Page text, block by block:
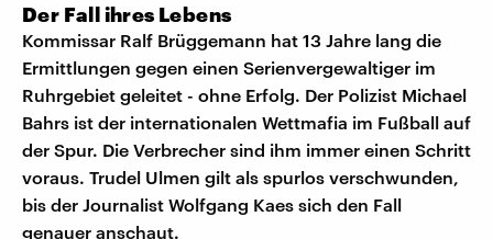
Der Fall ihres Lebens
Kommissar Ralf Brüggemann hat 13 Jahre lang die
Ermittlungen gegen einen Serienvergewaltiger im
Ruhrgebiet geleitet - ohne Erfolg. Der Polizist Michael
Bahrs ist der internationalen Wettmafia im Fußball auf
der Spur. Die Verbrecher sind ihm immer einen Schritt
voraus. Trudel Ulmen gilt als spurlos verschwunden,
bis der Journalist Wolfgang Kaes sich den Fall
genauer anschaut.